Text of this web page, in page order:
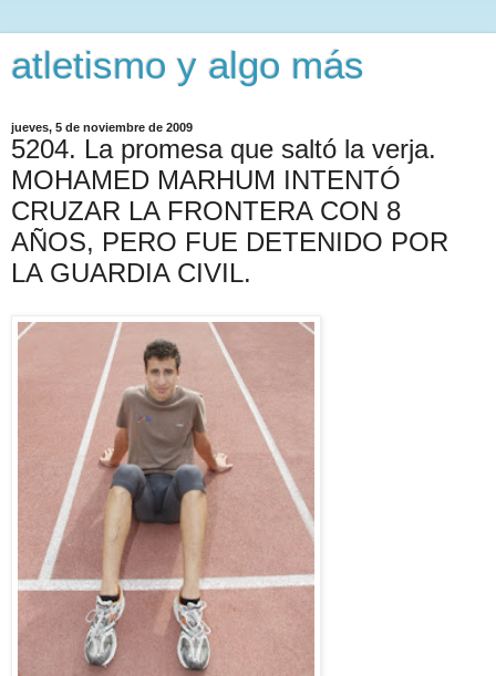
atletismo y algo más
jueves, 5 de noviembre de 2009
5204. La promesa que saltó la verja.
MOHAMED MARHUM INTENTÓ
CRUZAR LA FRONTERA CON 8
AÑOS, PERO FUE DETENIDO POR
LA GUARDIA CIVIL.